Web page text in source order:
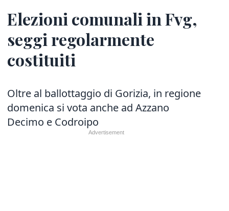
Elezioni comunali in Fvg,
seggi regolarmente
costituiti
Oltre al ballottaggio di Gorizia, in regione
domenica si vota anche ad Azzano
Decimo e Codroipo